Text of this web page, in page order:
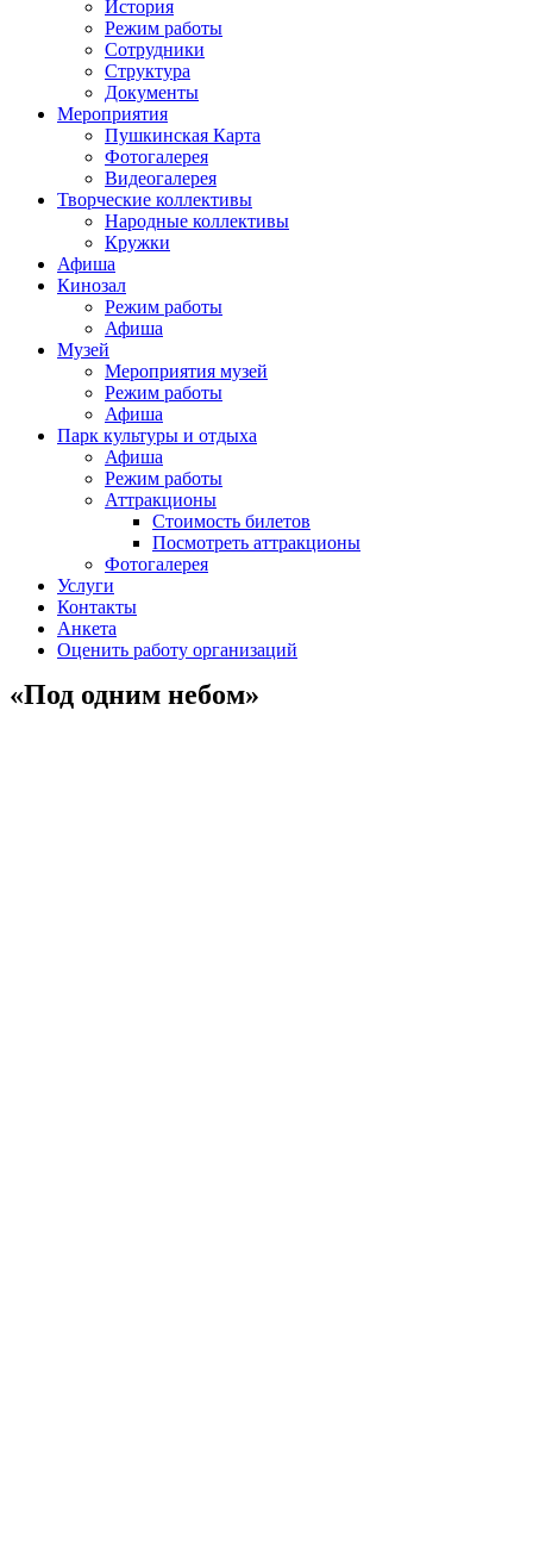
История
Режим работы
Сотрудники
Структура
Документы
Мероприятия
Пушкинская Карта
Фотогалерея
Видеогалерея
Творческие коллективы
Народные коллективы
Кружки
Афиша
Кинозал
Режим работы
Афиша
Музей
Мероприятия музей
Режим работы
Афиша
Парк культуры и отдыха
Афиша
Режим работы
Аттракционы
Стоимость билетов
Посмотреть аттракционы
Фотогалерея
Услуги
Контакты
Анкета
Оценить работу организаций
«Под одним небом»